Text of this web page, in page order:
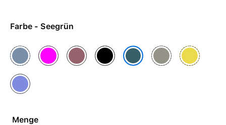
Farbe - Seegrün
Denim FuchsiaPflaumeSchwarzSeegrünSteingrauSternfrucht
Ultramarin
Menge